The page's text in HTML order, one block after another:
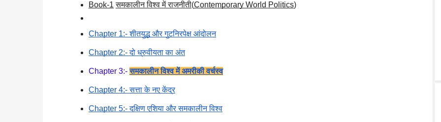
Book-1 समकालीन विश्व में राजनीती(Contemporary World Politics)
Chapter 1:- शीतयुद्ध और गुटनिरपेक्ष आंदोलन
Chapter 2:- दो ध्रुवीयता का अंत
Chapter 3:- समकालीन विश्व में अमरीकी वर्चस्व
Chapter 4:- सत्ता के नए केंद्र
Chapter 5:- दक्षिण एशिया और समकालीन विश्व